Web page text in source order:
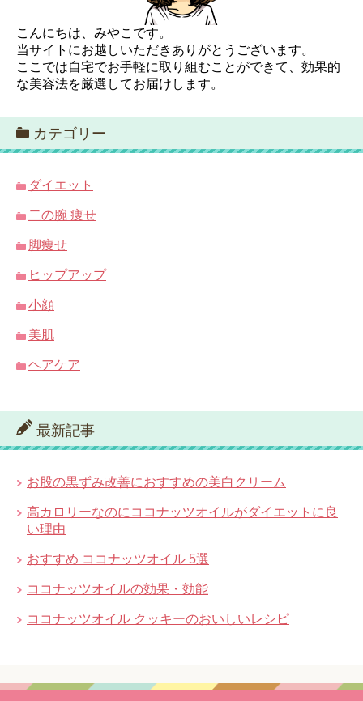
こんにちは、みやこです。
当サイトにお越しいただきありがとうございます。
ここでは自宅でお手軽に取り組むことができて、効果的
な美容法を厳選してお届けします。
カテゴリー
ダイエット
二の腕 痩せ
脚痩せ
ヒップアップ
小顔
美肌
ヘアケア
最新記事
お股の黒ずみ改善におすすめの美白クリーム
高カロリーなのにココナッツオイルがダイエットに良
い理由
おすすめ ココナッツオイル 5選
ココナッツオイルの効果・効能
ココナッツオイル クッキーのおいしいレシピ